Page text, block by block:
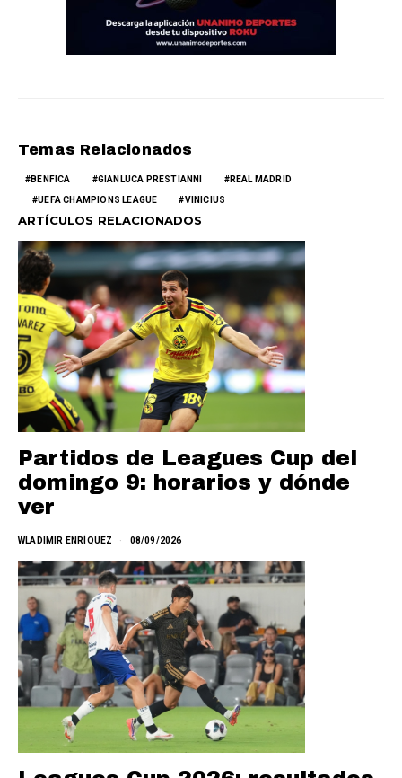
Temas Relacionados
BENFICA GIANLUCA PRESTIANNI REAL MADRID
UEFA CHAMPIONS LEAGUE VINICIUS
ARTÍCULOS RELACIONADOS
Partidos de Leagues Cup del
domingo 9: horarios y dónde
ver
WLADIMIR ENRÍQUEZ 08/09/2026